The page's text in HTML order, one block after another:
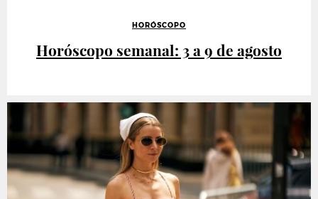
HORÓSCOPO
Horóscopo semanal: 3 a 9 de agosto